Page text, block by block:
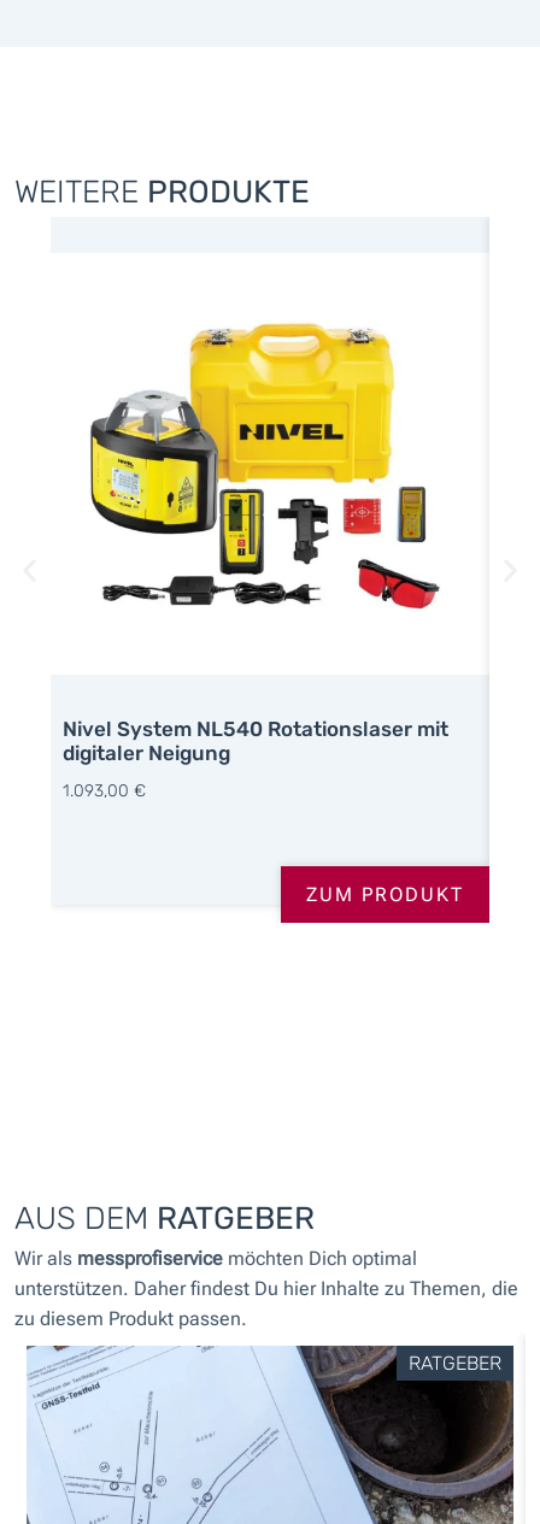
WEITERE PRODUKTE
Nivel System NL540 Rotationslaser mit
digitaler Neigung
1.093,00 €
ZUM PRODUKT
AUS DEM RATGEBER
Wir als messprofiservice möchten Dich optimal
unterstützen. Daher findest Du hier Inhalte zu Themen, die
zu diesem Produkt passen.
RATGEBER